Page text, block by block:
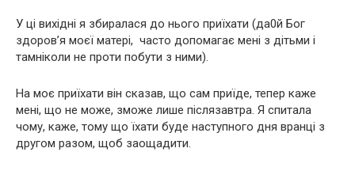
У ці вихідні я збиралася до нього приїхати (да0й Бог
здоров’я моєї матері, часто допомагає мені з дітьми і
тамніколи не проти побути з ними).
На моє приїхати він сказав, що сам приїде, тепер каже
мені, що не може, зможе лише післязавтра. Я спитала
чому, каже, тому що їхати буде наступного дня вранці з
другом разом, щоб заощадити.